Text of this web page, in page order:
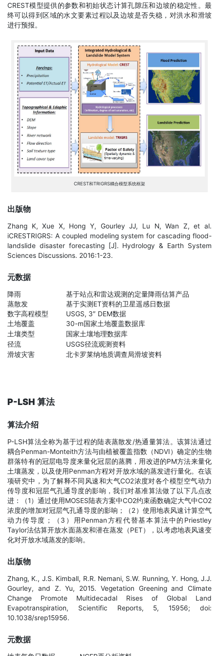
CREST模型提供的参数和初始状态计算孔隙压和边坡的稳定性。最
终可以得到区域的水文要素过程以及边坡是否失稳，对洪水和滑坡
进行预报。
CREST和TRIGRS耦合模型系统框架
出版物
Zhang K, Xue X, Hong Y, Gourley JJ, Lu N, Wan Z, et al.
iCRESTRIGRS: A coupled modeling system for cascading flood-
landslide disaster forecasting [J]. Hydrology & Earth System
Sciences Discussions. 2016:1-23.
元数据
降雨
基于站点和雷达观测的定量降雨估算产品
蒸散发
基于实测ET资料的卫星遥感日数据
数字高程模型
USGS, 3″ DEM数据
土地覆盖
30-m国家土地覆盖数据库
土壤类型
国家土壤地理数据库
径流
USGS径流观测资料
滑坡灾害
北卡罗莱纳地质调查局滑坡资料
P-LSH 算法
算法介绍
P-LSH算法全称为基于过程的陆表蒸散发/热通量算法。该算法通过
耦合Penman-Monteith方法与由植被覆盖指数（NDVI）确定的生物
群落特有的冠层电导度来量化冠层的蒸腾，用改进的PM方法来量化
土壤蒸发，以及使用Penman方程对开放水域的蒸发进行量化。在该
项研究中，为了解释不同风速和大气CO2浓度对各个模型空气动力
传导度和冠层气孔通导度的影响，我们对基准算法做了以下几点改
进：（1）通过使用MOSES陆表方案中CO2约束函数确定大气中CO2
浓度的增加对冠层气孔通导度的影响；（2）使用地表风速计算空气
动力传导度；（3）用Penman方程代替基本算法中的Priestley
Taylor法估算开放水面蒸发和潜在蒸发（PET），以考虑地表风速变
化对开放水域蒸发的影响。
出版物
Zhang, K., J.S. Kimball, R.R. Nemani, S.W. Running, Y. Hong, J.J.
Gourley, and Z. Yu, 2015. Vegetation Greening and Climate
Change Promote Multidecadal Rises of Global Land
Evapotranspiration, Scientific Reports, 5, 15956; doi:
10.1038/srep15956.
元数据